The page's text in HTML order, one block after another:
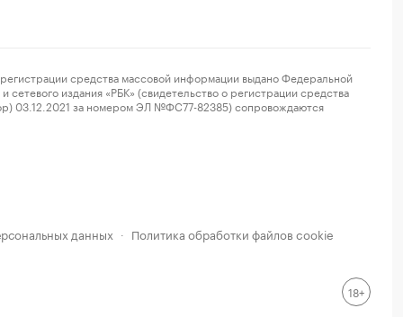
средства массовой информации выдано Федеральной
издания «РБК» (свидетельство о регистрации средства
03.12.2021 за номером ЭЛ №ФС77-82385) сопровождаются
данных · Политика обработки файлов cookie
18+